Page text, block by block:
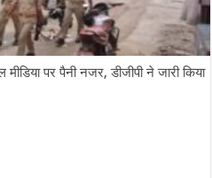
पर पैनी नजर, डीजीपी ने जारी किया